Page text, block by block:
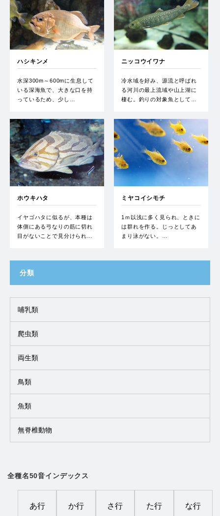
ハシキンメ
水深300m～600mに生息して
いる深海魚で、大きな口を持
っているため、少し…
ニッコウイワナ
冷水域を好み、源流と呼ばれ
る河川の最上流域や山上湖に
棲む。釣りの対象魚として…
ホウキハタ
イヤゴハタに似るが、本種は
体側にある弓なりの筋に切れ
目がないことで見分けられ…
ミヤコイシモチ
1ｍ以浅に多く見られ、ときに
は群れを作る。じっとしてあ
まり泳がない。…
分類
哺乳類
爬虫類
両生類
鳥類
魚類
無脊椎動物
全種名50音インデックス
あ行 か行 さ行 た行 な行